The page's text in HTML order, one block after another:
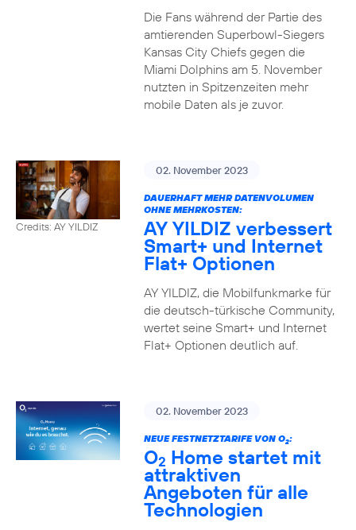
Die Fans während der Partie des
amtierenden Superbowl-Siegers
Kansas City Chiefs gegen die
Miami Dolphins am 5. November
nutzten in Spitzenzeiten mehr
mobile Daten als je zuvor.
Credits: AY YILDIZ
02. November 2023
DAUERHAFT MEHR DATENVOLUMEN
OHNE MEHRKOSTEN:
AY YILDIZ verbessert
Smart+ und Internet
Flat+ Optionen
AY YILDIZ, die Mobilfunkmarke für
die deutsch-türkische Community,
wertet seine Smart+ und Internet
Flat+ Optionen deutlich auf.
02. November 2023
NEUE FESTNETZTARIFE VON O2:
O2 Home startet mit
attraktiven
Angeboten für alle
Technologien